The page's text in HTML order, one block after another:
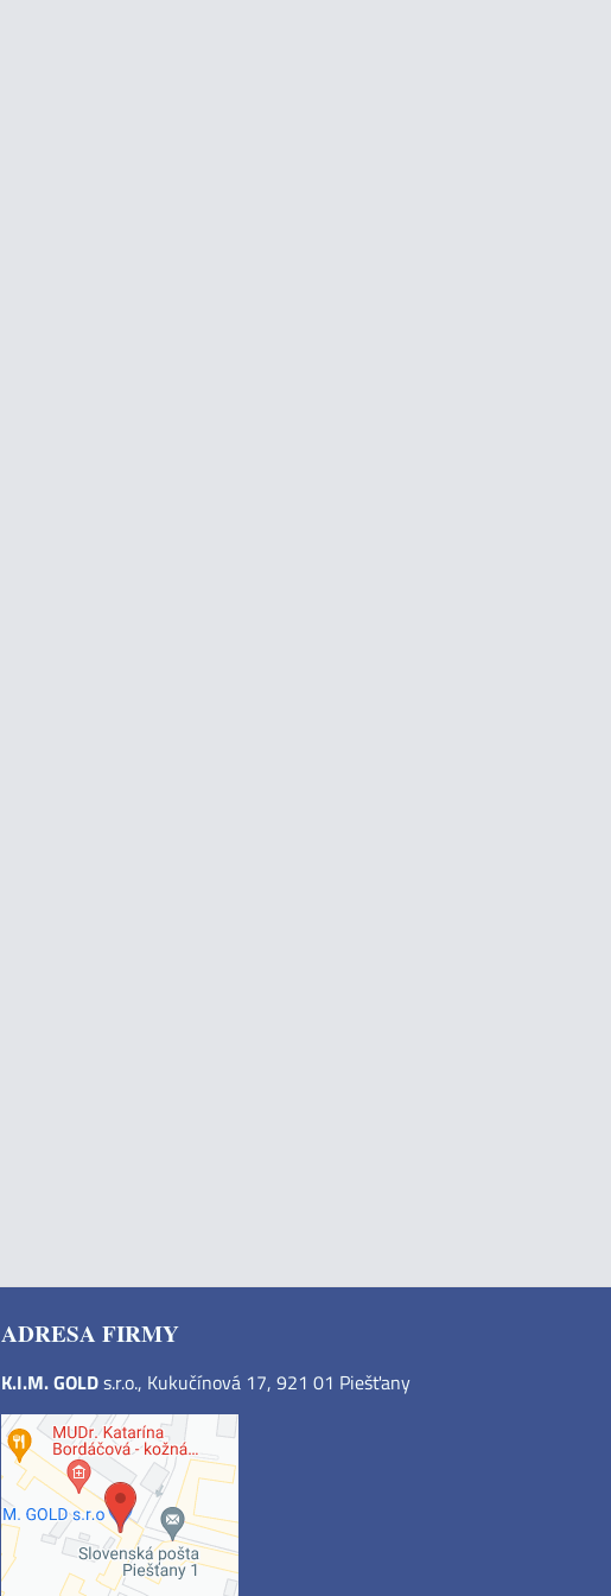
ADRESA FIRMY
K.I.M. GOLDs.r.o., Kukučínová 17, 921 01 Piešťany